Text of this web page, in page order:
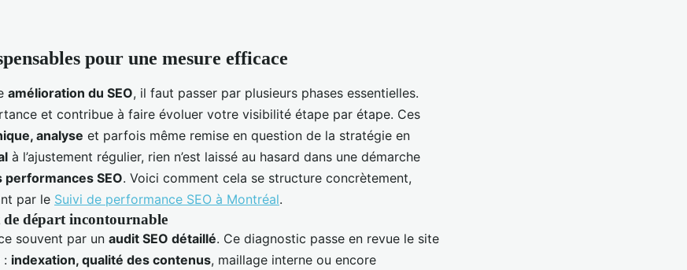
pour une mesure efficace
amélioration du SEO, il faut passer par plusieurs phases essentielles.
et contribue à faire évoluer votre visibilité étape par étape. Ces
analyse et parfois même remise en question de la stratégie en
à l’ajustement régulier, rien n’est laissé au hasard dans une démarche
performances SEO. Voici comment cela se structure concrètement,
par le Suivi de performance SEO à Montréal.
départ incontournable
souvent par un audit SEO détaillé. Ce diagnostic passe en revue le site
: indexation, qualité des contenus, maillage interne ou encore